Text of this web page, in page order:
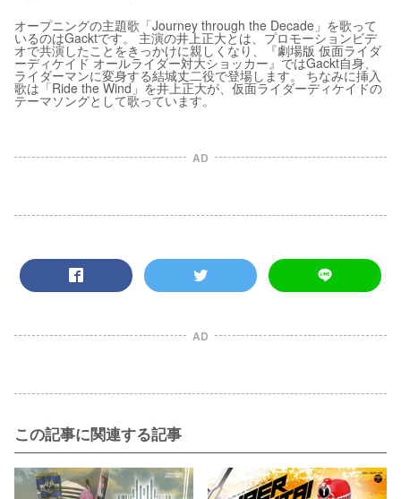
オープニングの主題歌「Journey through the Decade」を歌って
いるのはGacktです。 主演の井上正大とは、プロモーションビデ
オで共演したことをきっかけに親しくなり、『劇場版 仮面ライダ
ーディケイド オールライダー対大ショッカー』ではGackt自身、
ライダーマンに変身する結城丈二役で登場します。 ちなみに挿入
歌は「Ride the Wind」を井上正大が、仮面ライダーディケイドの
テーマソングとして歌っています。
AD
AD
この記事に関連する記事